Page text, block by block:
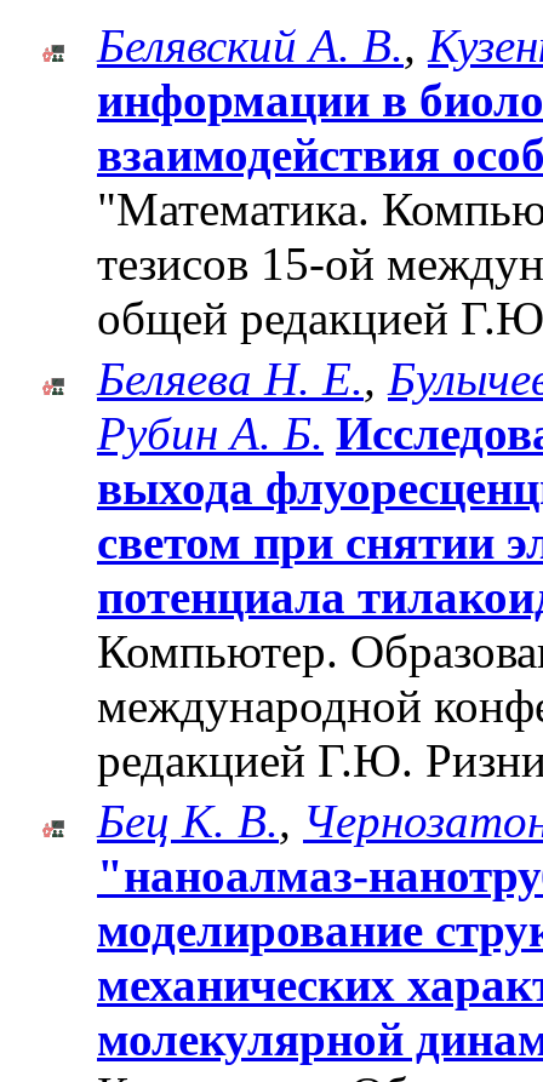
Белявский А. В.,
информации в
взаимодействия
"Математика.
тезисов 15-ой
общей редакцией
Беляева Н. Е.,
Рубин А. Б.
выхода
светом при снятии
потенциала
Компьютер.
международной
редакцией Г.Ю.
Бец К. В.,
"наноалмаз-
моделирование
механических
молекулярной